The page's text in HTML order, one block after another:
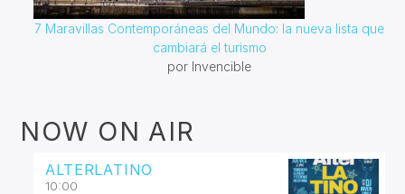
7 Maravillas Contemporáneas del Mundo: la nueva lista que
cambiará el turismo
por Invencible
NOW ON AIR
ALTERLATINO
10:00